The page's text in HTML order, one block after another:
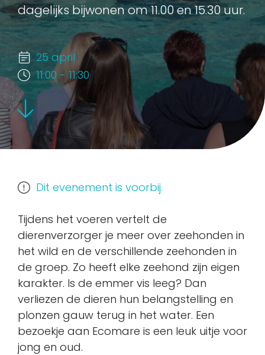
dagelijks bijwonen om 11.00 en 15.30 uur.
25 april
11:00 - 11:30
Dit evenement is voorbij.
Tijdens het voeren vertelt de
dierenverzorger je meer over zeehonden in
het wild en de verschillende zeehonden in
de groep. Zo heeft elke zeehond zijn eigen
karakter. Is de emmer vis leeg? Dan
verliezen de dieren hun belangstelling en
plonzen gauw terug in het water. Een
bezoekje aan Ecomare is een leuk uitje voor
jong en oud.